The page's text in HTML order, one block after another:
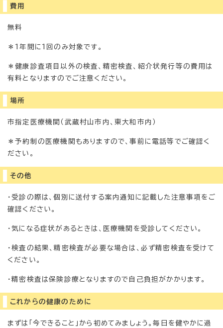
費用
無料
＊1年間に1回のみ対象です。
＊健康診査項目以外の検査、精密検査、紹介状発行等の費用は
有料となりますのでご注意ください。
場所
市指定医療機関（武蔵村山市内、東大和市内）
＊予約制の医療機関もありますので、事前に電話等でご確認く
ださい。
その他
・受診の際は、個別に送付する案内通知に記載した注意事項をご
確認ください。
・気になる症状があるときは、医療機関を受診してください。
・検査の結果、精密検査が必要な場合は、必ず精密検査を受けて
ください。
・精密検査は保険診療となりますので自己負担がかかります。
これからの健康のために
まずは「今できること」から初めてみましょう。毎日を健やかに過